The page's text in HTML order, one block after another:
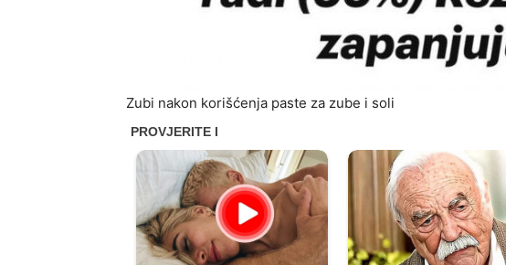
Zubi nakon korišćenja paste za zube i soli